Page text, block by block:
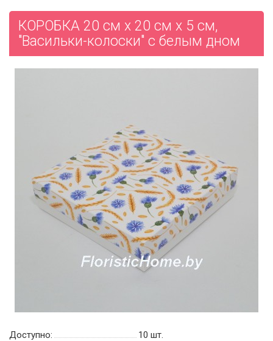
КОРОБКА 20 см х 20 см х 5 см,
"Васильки-колоски" c белым дном
Доступно: 10 шт.